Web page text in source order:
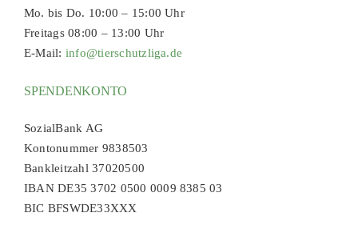
Mo. bis Do. 10:00 – 15:00 Uhr
Freitags 08:00 – 13:00 Uhr
E-Mail: info@tierschutzliga.de
SPENDENKONTO
SozialBank AG
Kontonummer 9838503
Bankleitzahl 37020500
IBAN DE35 3702 0500 0009 8385 03
BIC BFSWDE33XXX